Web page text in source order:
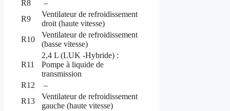
R8
–
R9
Ventilateur de refroidissement
droit (haute vitesse)
R10
Ventilateur de refroidissement
(basse vitesse)
R11
2,4 L (LUK -Hybride) :
Pompe à liquide de
transmission
R12
–
R13
Ventilateur de refroidissement
gauche (haute vitesse)